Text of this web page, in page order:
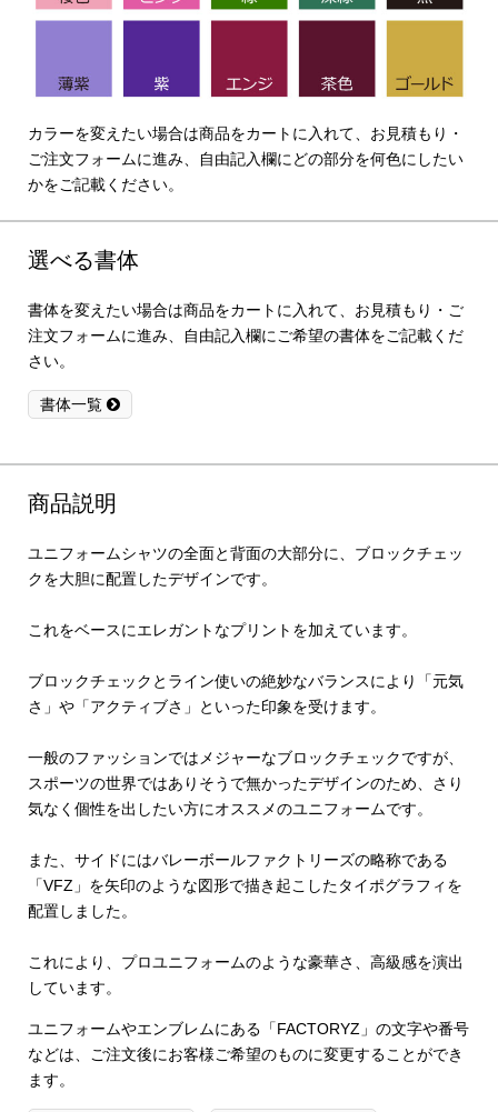
カラーを変えたい場合は商品をカートに入れて、お見積もり・
ご注文フォームに進み、自由記入欄にどの部分を何色にしたい
かをご記載ください。
選べる書体
書体を変えたい場合は商品をカートに入れて、お見積もり・ご
注文フォームに進み、自由記入欄にご希望の書体をご記載くだ
さい。
書体一覧
商品説明
ユニフォームシャツの全面と背面の大部分に、ブロックチェッ
クを大胆に配置したデザインです。
これをベースにエレガントなプリントを加えています。
ブロックチェックとライン使いの絶妙なバランスにより「元気
さ」や「アクティブさ」といった印象を受けます。
一般のファッションではメジャーなブロックチェックですが、
スポーツの世界ではありそうで無かったデザインのため、さり
気なく個性を出したい方にオススメのユニフォームです。
また、サイドにはバレーボールファクトリーズの略称である
「VFZ」を矢印のような図形で描き起こしたタイポグラフィを
配置しました。
これにより、プロユニフォームのような豪華さ、高級感を演出
しています。
ユニフォームやエンブレムにある「FACTORYZ」の文字や番号
などは、ご注文後にお客様ご希望のものに変更することができ
ます。